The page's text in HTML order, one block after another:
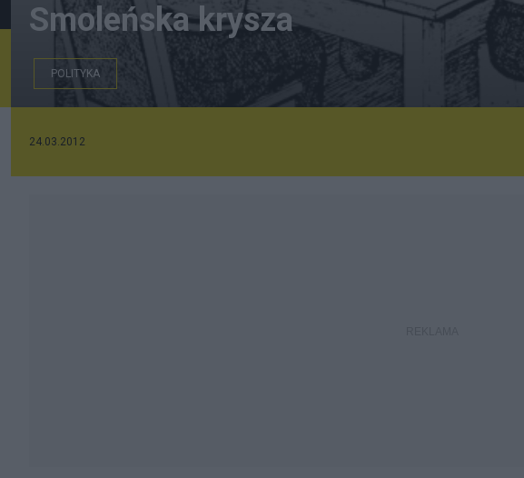
Smoleńska krysza
POLITYKA
24.03.2012